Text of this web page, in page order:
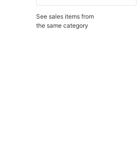
See sales items from
the same category